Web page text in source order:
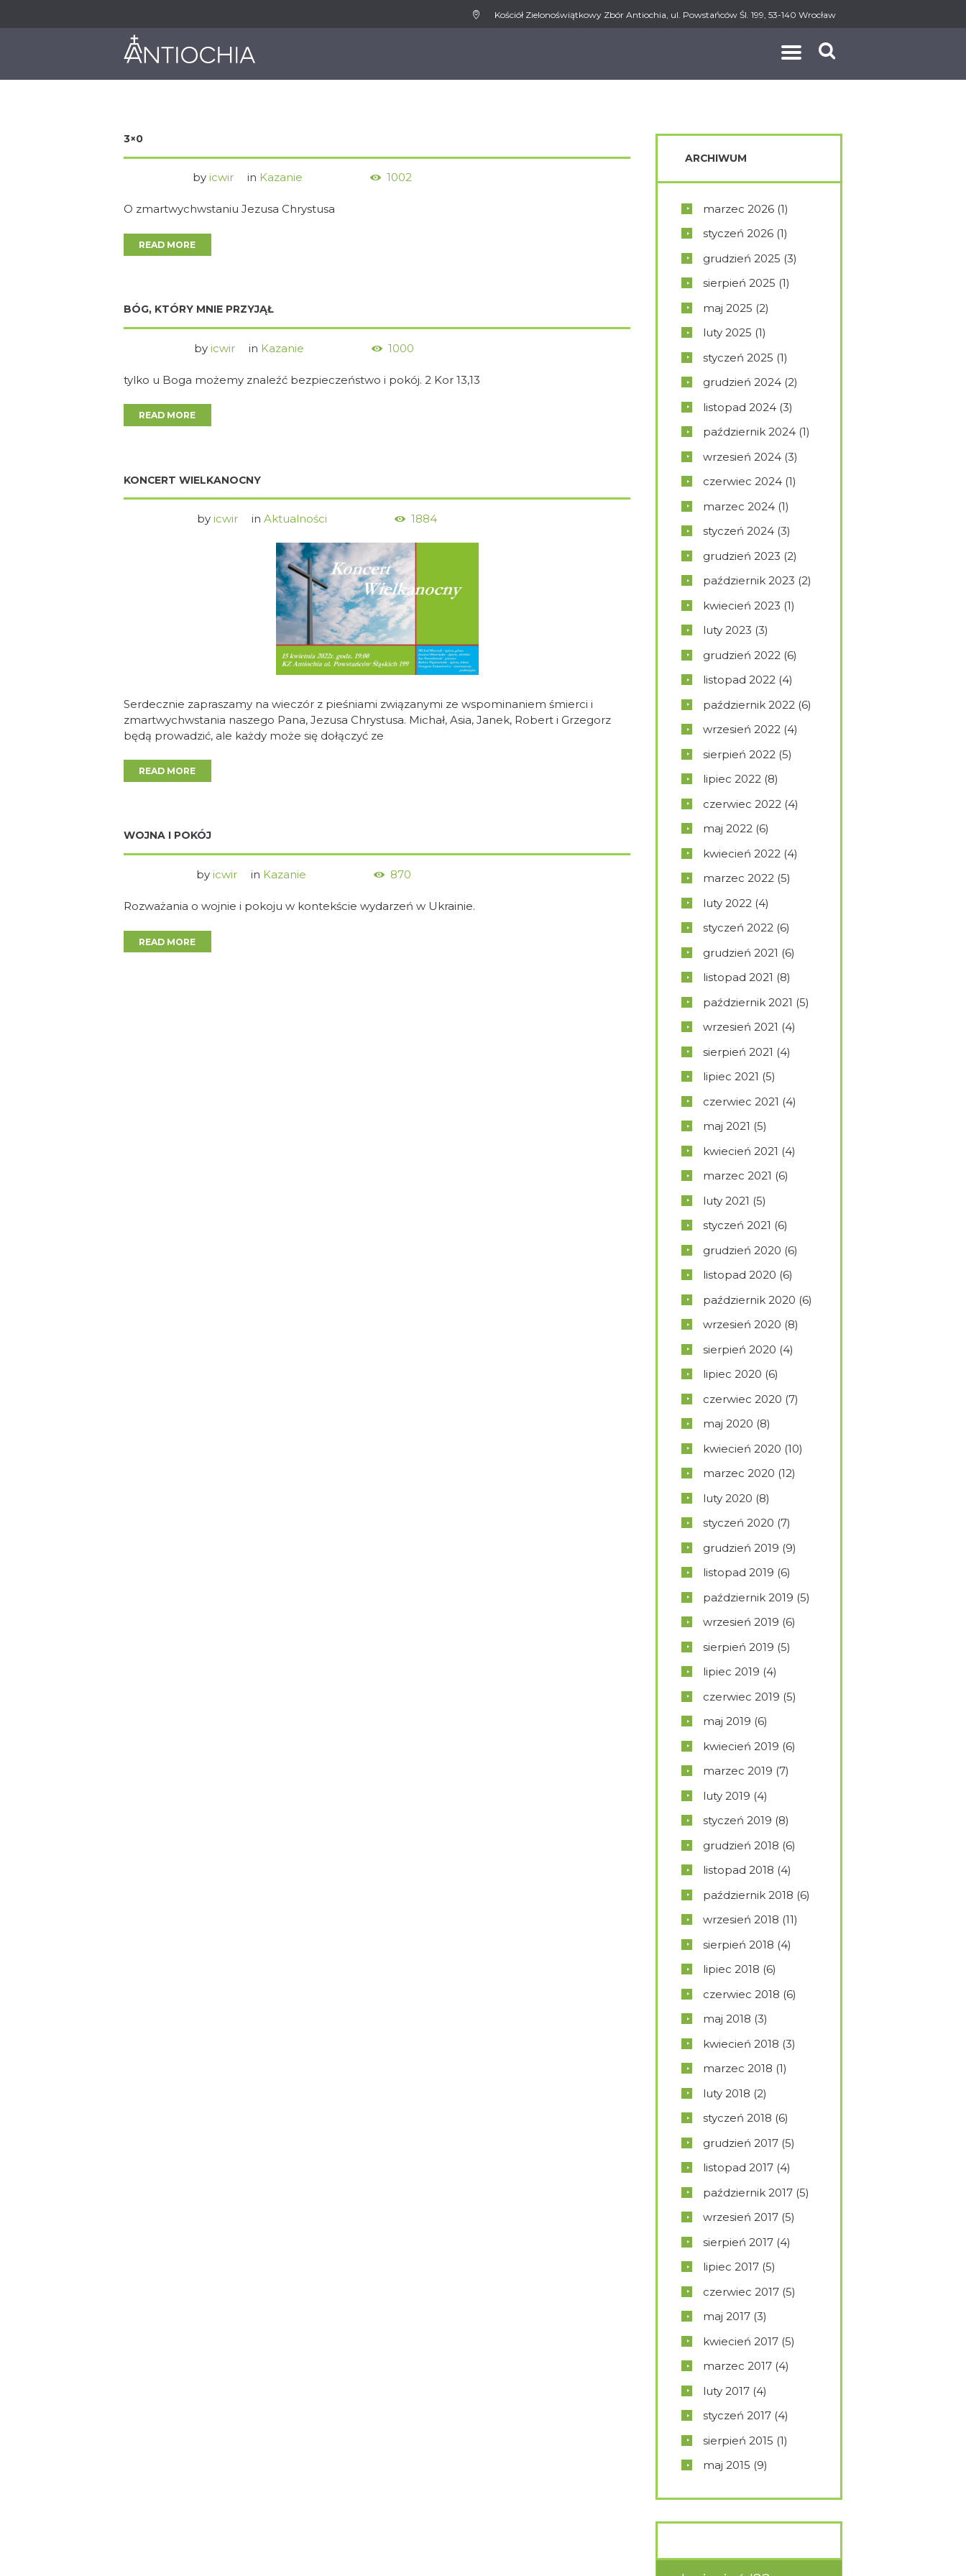
Kościół Zielonoświątkowy Zbór Antiochia, ul. Powstańców Śl. 199, 53-140 Wrocław
O NAS JAK DZIAŁAMY
3×0
by icwir in Kazanie 1002
O zmartwychwstaniu Jezusa Chrystusa
READ MORE
BÓG, KTÓRY MNIE PRZYJĄŁ
by icwir in Kazanie 1000
tylko u Boga możemy znaleźć bezpieczeństwo i pokój. 2 Kor 13,13
READ MORE
KONCERT WIELKANOCNY
by icwir in Aktualności 1884
Serdecznie zapraszamy na wieczór z pieśniami związanymi ze wspominaniem śmierci i
zmartwychwstania naszego Pana, Jezusa Chrystusa. Michał, Asia, Janek, Robert i Grzegorz
będą prowadzić, ale każdy może się dołączyć ze
READ MORE
WOJNA I POKÓJ
by icwir in Kazanie 870
Rozważania o wojnie i pokoju w kontekście wydarzeń w Ukrainie.
READ MORE
ARCHIWUM
marzec 2026 (1)
styczeń 2026 (1)
grudzień 2025 (3)
sierpień 2025 (1)
maj 2025 (2)
luty 2025 (1)
styczeń 2025 (1)
grudzień 2024 (2)
listopad 2024 (3)
październik 2024 (1)
wrzesień 2024 (3)
czerwiec 2024 (1)
marzec 2024 (1)
styczeń 2024 (3)
grudzień 2023 (2)
październik 2023 (2)
kwiecień 2023 (1)
luty 2023 (3)
grudzień 2022 (6)
listopad 2022 (4)
październik 2022 (6)
wrzesień 2022 (4)
sierpień 2022 (5)
lipiec 2022 (8)
czerwiec 2022 (4)
maj 2022 (6)
kwiecień 2022 (4)
marzec 2022 (5)
luty 2022 (4)
styczeń 2022 (6)
grudzień 2021 (6)
listopad 2021 (8)
październik 2021 (5)
wrzesień 2021 (4)
sierpień 2021 (4)
lipiec 2021 (5)
czerwiec 2021 (4)
maj 2021 (5)
kwiecień 2021 (4)
marzec 2021 (6)
luty 2021 (5)
styczeń 2021 (6)
grudzień 2020 (6)
listopad 2020 (6)
październik 2020 (6)
wrzesień 2020 (8)
sierpień 2020 (4)
lipiec 2020 (6)
czerwiec 2020 (7)
maj 2020 (8)
kwiecień 2020 (10)
marzec 2020 (12)
luty 2020 (8)
styczeń 2020 (7)
grudzień 2019 (9)
listopad 2019 (6)
październik 2019 (5)
wrzesień 2019 (6)
sierpień 2019 (5)
lipiec 2019 (4)
czerwiec 2019 (5)
maj 2019 (6)
kwiecień 2019 (6)
marzec 2019 (7)
luty 2019 (4)
styczeń 2019 (8)
grudzień 2018 (6)
listopad 2018 (4)
październik 2018 (6)
wrzesień 2018 (11)
sierpień 2018 (4)
lipiec 2018 (6)
czerwiec 2018 (6)
maj 2018 (3)
kwiecień 2018 (3)
marzec 2018 (1)
luty 2018 (2)
styczeń 2018 (6)
grudzień 2017 (5)
listopad 2017 (4)
październik 2017 (5)
wrzesień 2017 (5)
sierpień 2017 (4)
lipiec 2017 (5)
czerwiec 2017 (5)
maj 2017 (3)
kwiecień 2017 (5)
marzec 2017 (4)
luty 2017 (4)
styczeń 2017 (4)
sierpień 2015 (1)
maj 2015 (9)